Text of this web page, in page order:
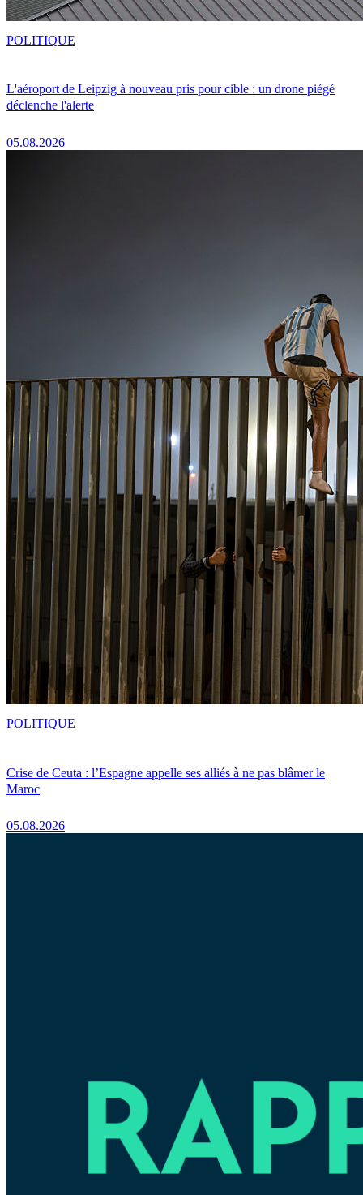
L'aéroport de Leipzig à nouveau pris pour cible : un drone piégé
déclenche l'alerte
05.08.2026
POLITIQUE
Crise de Ceuta : l’Espagne appelle ses alliés à ne pas blâmer le
Maroc
05.08.2026
POLITIQUE